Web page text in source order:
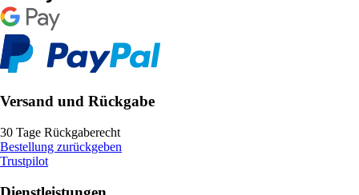
Versand und Rückgabe
30 Tage Rückgaberecht
Bestellung zurückgeben
Trustpilot